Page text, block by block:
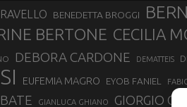
BENEDETTA BROGGI
BERTONE CECILIA
DEBORA CARDONE DEMATTEIS
EUFEMIA MAGRO EYOB FANIEL
GIANLUCA GHIANO GIORGIO